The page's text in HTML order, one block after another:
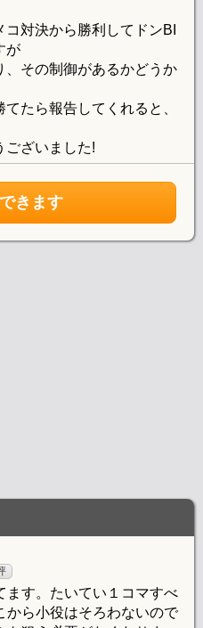
対決から勝利してドンBI
が
、その制御があるかどうか
たら報告してくれると、
ございました!
きます
ます。たいてい１コマすべ
から小役はそろわないので